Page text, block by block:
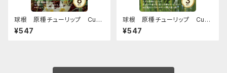
球根 原種チューリップ Cute
シリーズ 【トルケスタニカ】are
[サイズ: 6球入り]
¥547
球根 原種チューリップ Cute
シリーズ 【アニカ】are [サイズ:
3球入り]
¥547